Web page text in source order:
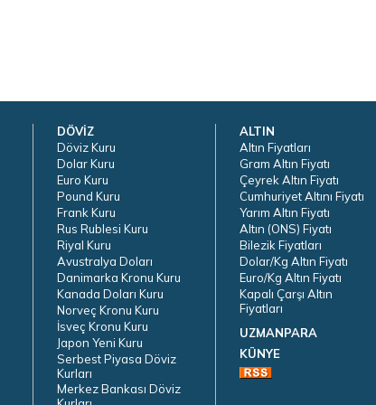
DÖVİZ
Döviz Kuru
Dolar Kuru
Euro Kuru
Pound Kuru
Frank Kuru
Rus Rublesi Kuru
Riyal Kuru
Avustralya Doları
Danimarka Kronu Kuru
Kanada Doları Kuru
Norveç Kronu Kuru
İsveç Kronu Kuru
Japon Yeni Kuru
Serbest Piyasa Döviz
Kurları
Merkez Bankası Döviz
ALTIN
Altın Fiyatları
Gram Altın Fiyatı
Çeyrek Altın Fiyatı
Cumhuriyet Altını Fiyatı
Yarım Altın Fiyatı
Altın (ONS) Fiyatı
Bilezik Fiyatları
Dolar/Kg Altın Fiyatı
Euro/Kg Altın Fiyatı
Kapalı Çarşı Altın
Fiyatları
UZMANPARA
KÜNYE